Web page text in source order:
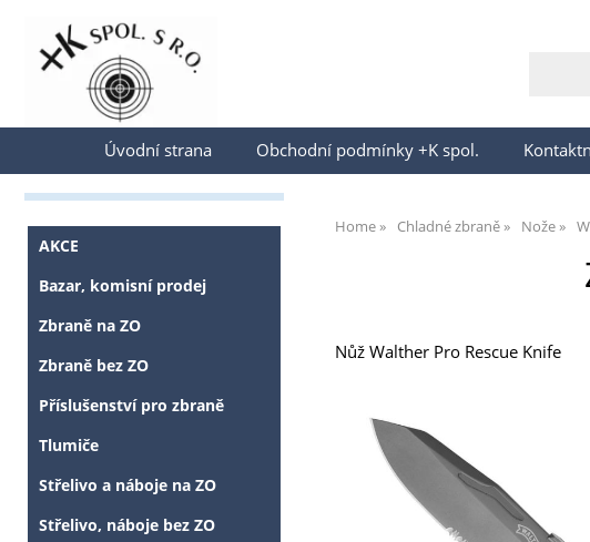
Přihlásit se
Úvodní strana Obchodní podmínky +K spol.
Home Chladné zbraně Nože
Nůž Walther Pro Rescue Knife
AKCE
Bazar, komisní prodej
Zbraně na ZO
Zbraně bez ZO
Příslušenství pro zbraně
Tlumiče
Střelivo a náboje na ZO
Střelivo, náboje bez ZO